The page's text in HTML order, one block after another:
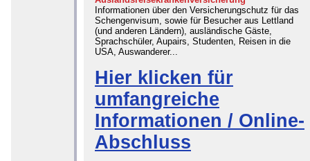
Informationen über den Versicherungschutz für das
Schengenvisum, sowie für Besucher aus Lettland
(und anderen Ländern), ausländische Gäste,
Sprachschüler, Aupairs, Studenten, Reisen in die
USA, Auswanderer...
Hier klicken für
umfangreiche
Informationen / Online-
Abschluss